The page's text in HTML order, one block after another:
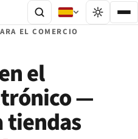
EL COMERCIO
el
—
tiendas